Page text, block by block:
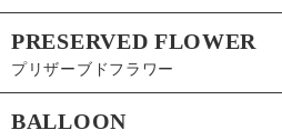
PRESERVED FLOWER
プリザーブドフラワー
BALLOON